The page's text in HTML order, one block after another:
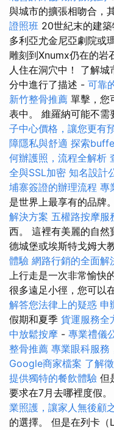
與城市的擴張相吻合，
證照班 20世紀末的建
多利亞尤金尼亞劇院或
雕刻到Xnumx仍在的岩
人住在洞穴中！ 了解
分中進行了描述 - 可靠
新竹整骨推薦 單擊，您
表中。 維羅納可能不
子中心價格，讓您更有
障隱私與舒適 探索
何辦護照，流程全解析
全與SSL加密 知名設計
埔寨簽證的辦理流程 專
是世界上最享有的品牌。
解決方案 五權路按摩服
西。 這裡有美麗的自然
德城堡或埃斯特戈姆大
體驗 網路行銷的全面解
上行走是一次非常愉快
很多遠足小徑，您可以
解答您法律上的疑惑 申
假期和夏季 貨運服務全
中放鬆按摩 - 專業禮儀
整骨推薦 專業眼科服務
Google商家檔案 了解
提供獨特的餐飲體驗 但
要求在7月去哪裡度假。
業照護，讓家人無後顧
的選擇。 但是在列卡